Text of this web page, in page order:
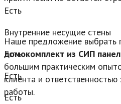
Наше предложение выбрать
домокомплект из СИП
большим практическим
клиента и ответственностью
работы.
Есть
Внутренние несущие стены
Есть
Есть
Есть